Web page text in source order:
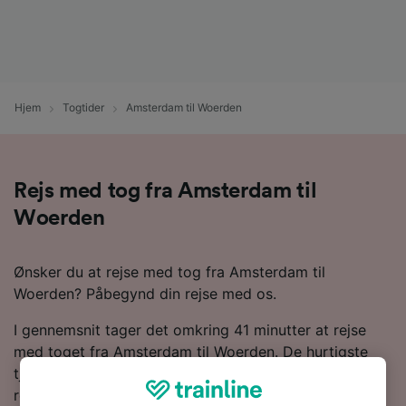
Hjem Togtider Amsterdam til Woerden
Rejs med tog fra Amsterdam til
Woerden
Ønsker du at rejse med tog fra Amsterdam til
Woerden? Påbegynd din rejse med os.
I gennemsnit tager det omkring 41 minutter at rejse
med toget fra Amsterdam til Woerden. De hurtigste
tjenester kan dog få dig frem på 36 minutter. Som
regel finder du 73 tog om dagen langs denne rute på